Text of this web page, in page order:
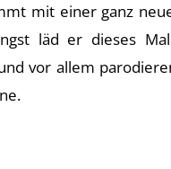
mit einer ganz
läd er dieses
vor allem